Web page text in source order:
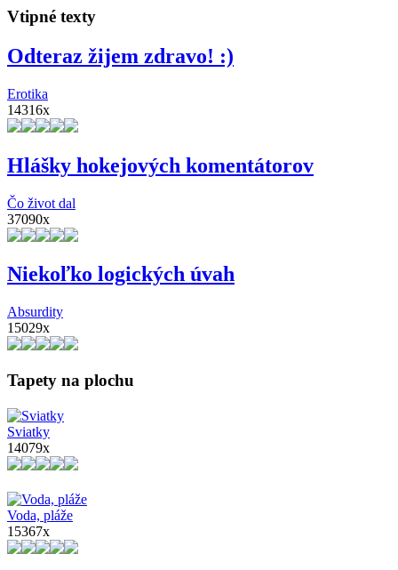
Vtipné texty
Odteraz žijem zdravo! :)
Erotika
14316x
Hlášky hokejových komentátorov
Čo život dal
37090x
Niekoľko logických úvah
Absurdity
15029x
Tapety na plochu
Sviatky
14079x
Voda, pláže
15367x